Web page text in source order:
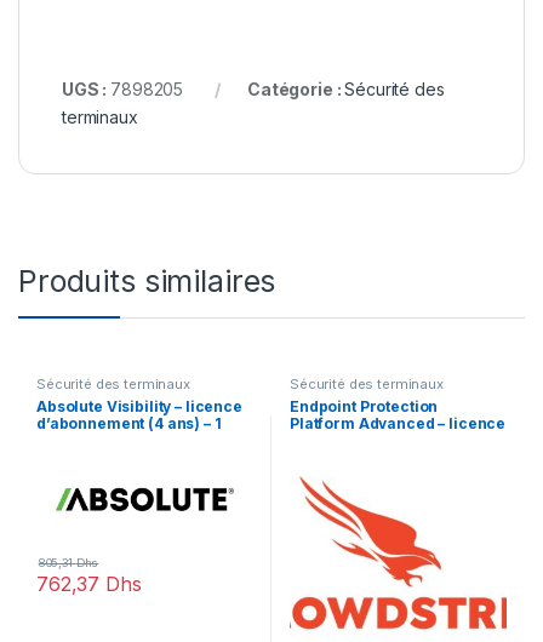
UGS : 7898205 Catégorie :Sécurité des
terminaux
Produits similaires
Sécurité des terminaux
Absolute Visibility – licence
d’abonnement (4 ans) – 1
762,37 Dhs
805,31Dhs
Sécurité des terminaux
Endpoint Protection
Platform Advanced – licence